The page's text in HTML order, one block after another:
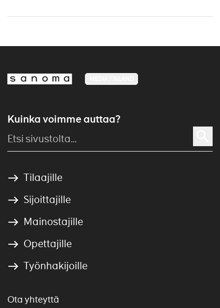
Kuinka voimme auttaa?
Tilaajille
Sijoittajille
Mainostajille
Opettajille
Työnhakijoille
Ota yhteyttä